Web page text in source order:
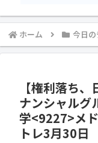
ホーム 今日
【権利落ち
ナンシャルグ
学<9227>メ
トレ3月30日